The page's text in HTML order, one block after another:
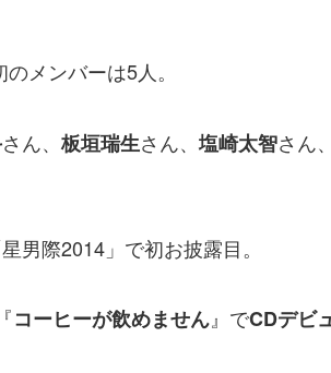
メンバーは5人。
さん、板垣瑞生さん、塩崎太智さん、
男際2014」で初お披露目。
コーヒーが飲めません』でCDデビ